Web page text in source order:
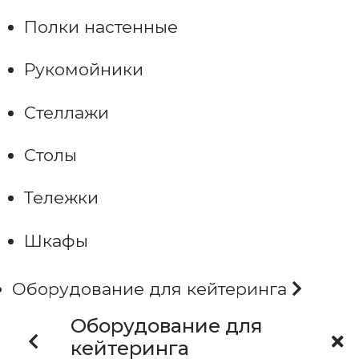
Полки настенные
Рукомойники
Стеллажи
Столы
Тележки
Шкафы
Оборудование для кейтеринга
Оборудование для
кейтеринга